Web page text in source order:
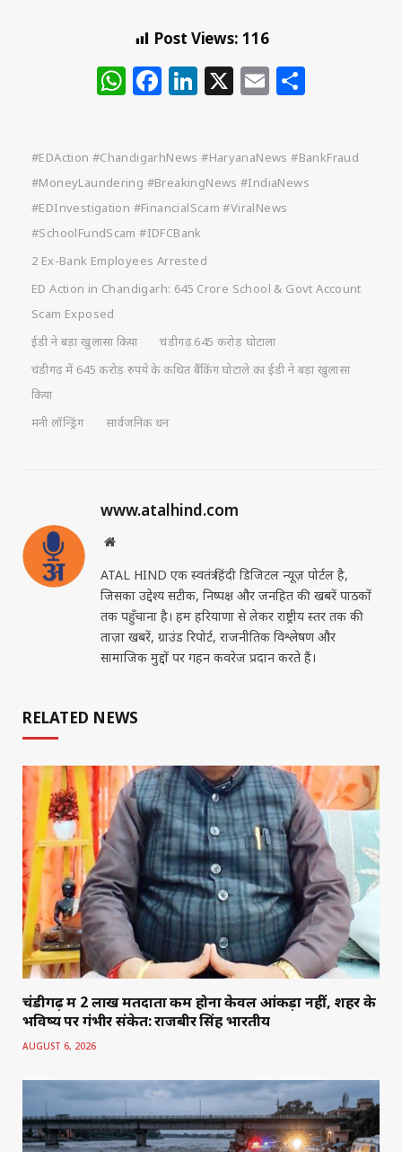
Post Views: 116
WhatsApp
Facebook
LinkedIn
X Email
#EDAction #ChandigarhNews #HaryanaNews #BankFraud
#MoneyLaundering #BreakingNews #IndiaNews
#EDInvestigation #FinancialScam #ViralNews
#SchoolFundScam #IDFCBank
2 Ex-Bank Employees Arrested
ED Action in Chandigarh: 645 Crore School & Govt Account
Scam Exposed
ईडी ने बड़ा खुलासा किया
चंडीगढ़ 645 करोड़ घोटाला
चंडीगढ़ में 645 करोड़ रुपये के कथित बैंकिंग घोटाले का ईडी ने बड़ा खुलासा
किया
मनी लॉन्ड्रिंग
सार्वजनिक धन
www.atalhind.com
Website
ATAL HIND एक स्वतंत्र हिंदी डिजिटल न्यूज़ पोर्टल है,
जिसका उद्देश्य सटीक, निष्पक्ष और जनहित की खबरें पाठकों
तक पहुँचाना है। हम हरियाणा से लेकर राष्ट्रीय स्तर तक की
ताज़ा खबरें, ग्राउंड रिपोर्ट, राजनीतिक विश्लेषण और
सामाजिक मुद्दों पर गहन कवरेज प्रदान करते हैं।
RELATED NEWS
चंडीगढ़ में 2 लाख मतदाता कम होना केवल आंकड़ा नहीं, शहर के
भविष्य पर गंभीर संकेत: राजबीर सिंह भारतीय
AUGUST 6, 2026